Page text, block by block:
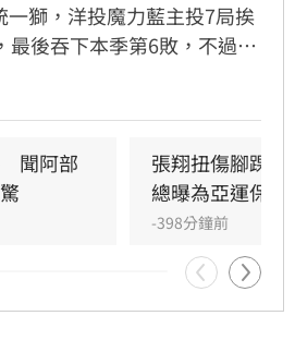
一獅，洋投魔力藍主投7局挨
最後吞下本季第6敗，不過比
，他2度要求場務人員幫忙
聞阿部
張翔扭傷腳踝
總曝為亞運保護
-398分鐘前